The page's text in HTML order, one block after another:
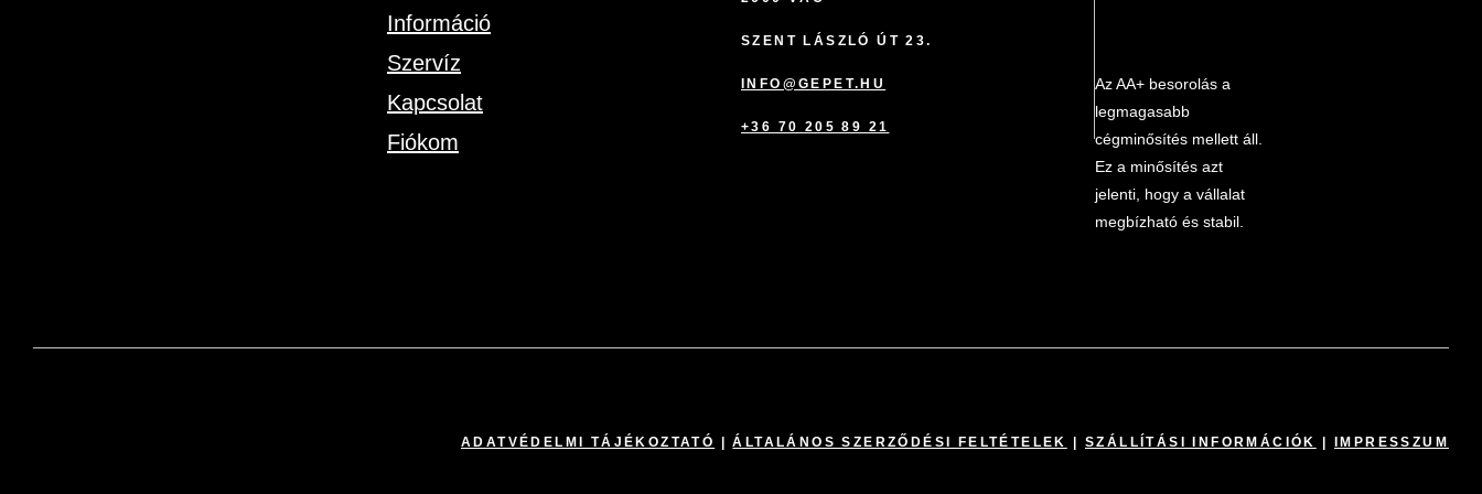
Információ
Szervíz
Kapcsolat
Fiókom
SZENT LÁSZLÓ ÚT 23.
INFO@GEPET.HU
+36 70 205 89 21
Az AA+ besorolás a
legmagasabb
cégminősítés mellett áll.
Ez a minősítés azt
jelenti, hogy a vállalat
megbízható és stabil.
ADATVÉDELMI TÁJÉKOZTATÓ |ÁLTALÁNOS SZERZŐDÉSI FELTÉTELEK SZÁLLÍTÁSI INFORMÁCIÓK IMPRESSZUM